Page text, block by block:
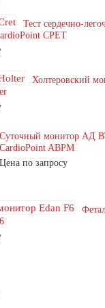
Тест сердечно-
CPET
Холтеровский
Суточный монитор АД
CardioPoint ABPM
Цена по запросу